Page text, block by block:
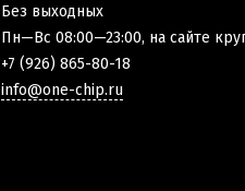
Без выходных
Пн—Вс 08:00—23:00, на сайте
+7 (926) 865-80-18
info@one-chip.ru